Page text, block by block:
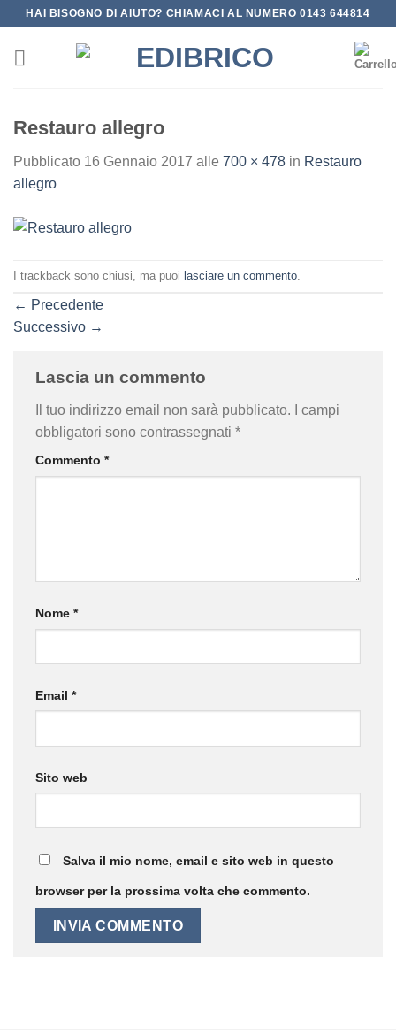
Salta
contenuti
HAI BISOGNO DI AIUTO? CHIAMACI AL NUMERO 0143 644814
Restauro allegro
Pubblicato 16 Gennaio 2017 alle 700 × 478 in Restauro
allegro
I trackback sono chiusi, ma puoi lasciare un commento
← Precedente
Successivo →
Lascia un commento
Il tuo indirizzo email non sarà pubblicato.
I campi
obbligatori sono contrassegnati *
Commento *
Nome *
Email *
Sito web
Salva il mio nome, email e sito web in questo
browser per la prossima volta che commento.